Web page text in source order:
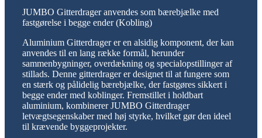
JUMBO Gitterdrager anvendes som bærebjælke med
fastgørelse i begge ender (Kobling)
Aluminium Gitterdrager er en alsidig komponent, der kan
anvendes til en lang række formål, herunder
sammenbygninger, overdækning og specialopstillinger af
stillads. Denne gitterdrager er designet til at fungere som
en stærk og pålidelig bærebjælke, der fastgøres sikkert i
begge ender med koblinger. Fremstillet i holdbart
aluminium, kombinerer JUMBO Gitterdrager
letvægtsegenskaber med høj styrke, hvilket gør den ideel
til krævende byggeprojekter.